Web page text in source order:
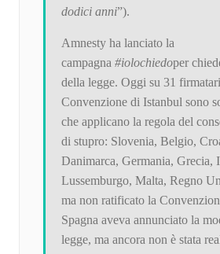
dodici anni”).
Amnesty ha lanciato la
campagna #iolochiedoper
della legge. Oggi su 31
Convenzione di Istanbul sono
che applicano la regola del
di stupro: Slovenia, Belgio,
Danimarca, Germania, Grecia,
Lussemburgo, Malta, Regno
ma non ratificato la
Spagna aveva annunciato la
legge, ma ancora non è stata